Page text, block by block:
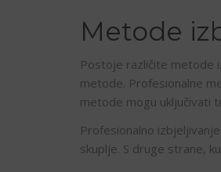
Metode
Postoje različite metode
metode. Profesionalne
metode mogu uključivati
Profesionalno
skuplje. S druge strane,